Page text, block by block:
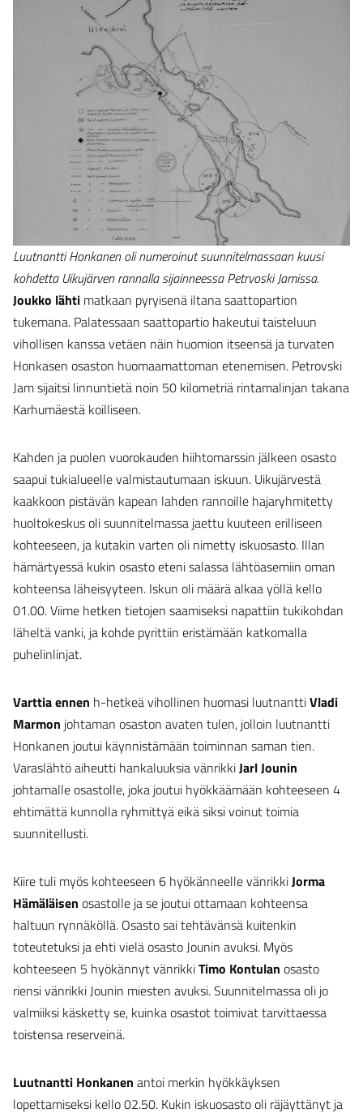
Luutnantti Honkanen oli numeroinut suunnitelmassaan kuusi
kohdetta Uikujärven rannalla sijainneessa Petrvoski Jamissa.
Joukko lähti matkaan pyryisenä iltana saattopartion
tukemana. Palatessaan saattopartio hakeutui taisteluun
vihollisen kanssa vetäen näin huomion itseensä ja turvaten
Honkasen osaston huomaamattoman etenemisen. Petrovski
Jam sijaitsi linnuntietä noin 50 kilometriä rintamalinjan takana
Karhumäestä koilliseen.
Kahden ja puolen vuorokauden hiihtomarssin jälkeen osasto
saapui tukialueelle valmistautumaan iskuun. Uikujärvestä
kaakkoon pistävän kapean lahden rannoille hajaryhmitetty
huoltokeskus oli suunnitelmassa jaettu kuuteen erilliseen
kohteeseen, ja kutakin varten oli nimetty iskuosasto. Illan
hämärtyessä kukin osasto eteni salassa lähtöasemiin oman
kohteensa läheisyyteen. Iskun oli määrä alkaa yöllä kello
01.00. Viime hetken tietojen saamiseksi napattiin tukikohdan
läheltä vanki, ja kohde pyrittiin eristämään katkomalla
puhelinlinjat.
Varttia ennen h-hetkeä vihollinen huomasi luutnanttiVladi
Marmon johtaman osaston avaten tulen, jolloin luutnantti
Honkanen joutui käynnistämään toiminnan saman tien.
Varaslähtö aiheutti hankaluuksia vänrikkiJarl Jounin
johtamalle osastolle, joka joutui hyökkäämään kohteeseen 4
ehtimättä kunnolla ryhmittyä eikä siksi voinut toimia
suunnitellusti.
Kiire tuli myös kohteeseen 6 hyökänneelle vänrikkiJorma
Hämäläisen osastolle ja se joutui ottamaan kohteensa
haltuun rynnäköllä. Osasto sai tehtävänsä kuitenkin
toteutetuksi ja ehti vielä osasto Jounin avuksi. Myös
kohteeseen 5 hyökännyt vänrikkiTimo Kontulan osasto
riensi vänrikki Jounin miesten avuksi. Suunnitelmassa oli jo
valmiiksi käsketty se, kuinka osastot toimivat tarvittaessa
toistensa reserveinä.
Luutnantti Honkanen antoi merkin hyökkäyksen
lopettamiseksi kello 02.50. Kukin iskuosasto oli räjäyttänyt ja